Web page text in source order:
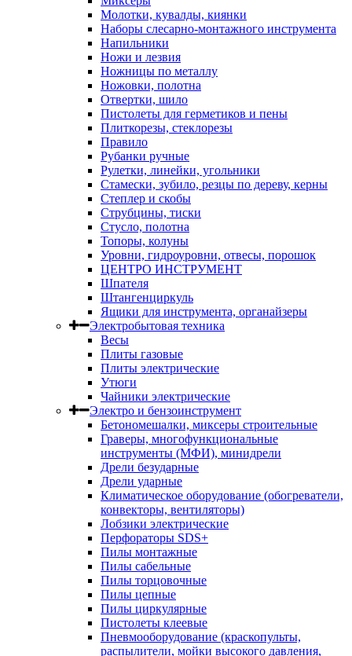
Молотки, кувалды, киянки
Наборы слесарно-монтажного инструмента
Напильники
Ножи и лезвия
Ножницы по металлу
Ножовки, полотна
Отвертки, шило
Пистолеты для герметиков и пены
Плиткорезы, стеклорезы
Правило
Рубанки ручные
Рулетки, линейки, угольники
Стамески, зубило, резцы по дереву, керны
Степлер и скобы
Струбцины, тиски
Стусло, полотна
Топоры, колуны
Уровни, гидроуровни, отвесы, порошок
ЦЕНТРО ИНСТРУМЕНТ
Шпателя
Штангенциркуль
Ящики для инструмента, органайзеры
Электробытовая техника
Весы
Плиты газовые
Плиты электрические
Утюги
Чайники электрические
Электро и бензоинструмент
Бетономешалки, миксеры строительные
Граверы, многофункциональные
инструменты (МФИ), минидрели
Дрели безударные
Дрели ударные
Климатическое оборудование (обогреватели,
конвекторы, вентиляторы)
Лобзики электрические
Перфораторы SDS+
Пилы монтажные
Пилы сабельные
Пилы торцовочные
Пилы цепные
Пилы циркулярные
Пистолеты клеевые
Пневмооборудование (краскопульты,
распылители, мойки высокого давления,